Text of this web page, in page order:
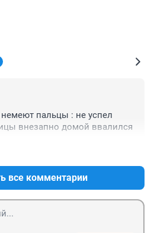
пальцы : не успел
внезапно домой ввалился
все комментарии